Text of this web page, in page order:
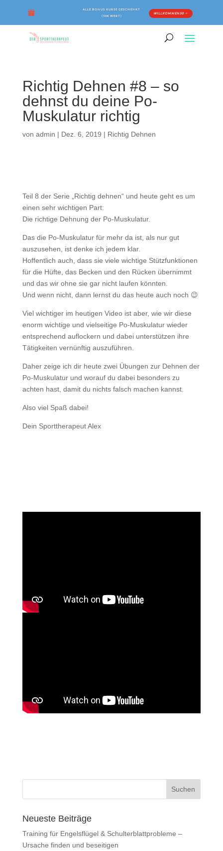
ALLE BONUS KURSE GESCHENKT
(50€ WERT)
WILLKOMMEN50
Richtig Dehnen #8 – so
dehnst du deine Po-
Muskulatur richtig
von admin | Dez. 6, 2019 | Richtig Dehnen
Teil 8 der Serie „Richtig dehnen“ und heute geht es um
einen sehr wichtigen Part:
Die richtige Dehnung der Po-Muskulatur.
Das die Po-Muskulatur für mehr da ist, als nur gut
auszusehen, ist denke ich jedem klar.
Hoffentlich auch, dass sie viele wichtige Stützfunktionen
für die Hüfte, das Becken und den Rücken übernimmt
und das wir ohne sie gar nicht laufen könnten.
Und wenn nicht, dann lernst du das heute auch noch 😉
Viel wichtiger im heutigen Video ist aber, wie wir diese
enorm wichtige und vielseitige Po-Muskulatur wieder
entsprechend auflockern und dabei unterstützen ihre
Tätigkeiten vernünftig auszuführen.
Daher zeige ich dir heute zwei Übungen zur Dehnen der
Po-Muskulatur und worauf du dabei besonders zu
achten hast, damit du nichts falsch machen kannst.
Also viel Spaß dabei!
Dein Sporttherapeut Alex
Neueste Beiträge
Training für Engelsflügel & Schulterblattprobleme –
Ursache finden und beseitigen